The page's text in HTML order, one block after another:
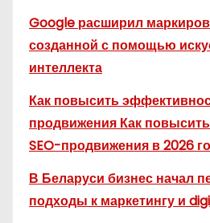
Google расширил
созданной с помощью
интеллекта
Как повысить
продвижения Как
SEO-продвижения в 2026
В Беларуси бизнес начал
подходы к маркетингу и